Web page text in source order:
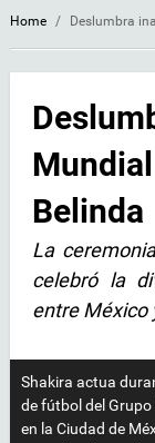
Home / Deslumbra
Belinda
La
celebró la
entre México
Shakira actua
de fútbol del
en la Ciudad de